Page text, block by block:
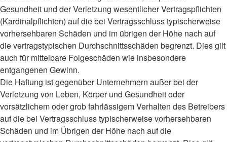
Gesundheit und der Verletzung wesentlicher Vertragspflichten
(Kardinalpflichten) auf die bei Vertragsschluss typischerweise
vorhersehbaren Schäden und im übrigen der Höhe nach auf
die vertragstypischen Durchschnittsschäden begrenzt. Dies gilt
auch für mittelbare Folgeschäden wie insbesondere
entgangenen Gewinn.
Die Haftung ist gegenüber Unternehmern außer bei der
Verletzung von Leben, Körper und Gesundheit oder
vorsätzlichem oder grob fahrlässigem Verhalten des Betreibers
auf die bei Vertragsschluss typischerweise vorhersehbaren
Schäden und im Übrigen der Höhe nach auf die